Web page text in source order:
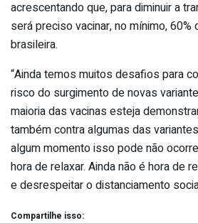
acrescentando que, para diminuir a
será preciso vacinar, no mínimo, 60%
brasileira.
“Ainda temos muitos desafios para
risco do surgimento de novas
maioria das vacinas esteja
também contra algumas das
algum momento isso pode não
hora de relaxar. Ainda não é hora de
e desrespeitar o distanciamento
Compartilhe isso: